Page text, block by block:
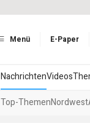
Menü E-Paper
NachrichtenVideos
Top-ThemenNordwest